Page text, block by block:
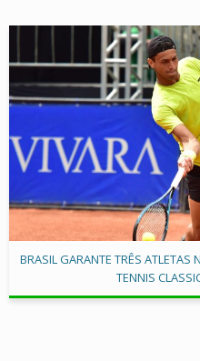
BRASIL GARANTE TRÊS
TENNIS